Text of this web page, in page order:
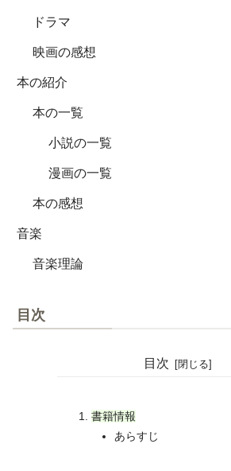
ドラマ
映画の感想
本の紹介
本の一覧
小説の一覧
漫画の一覧
本の感想
音楽
音楽理論
目次
目次
書籍情報
あらすじ